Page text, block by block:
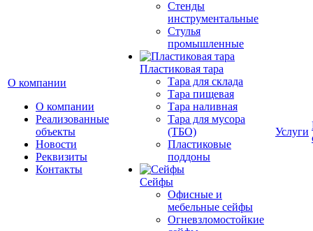
О компании
О компании
Реализованные
объекты
Новости
Реквизиты
Контакты
Стенды
инструментальные
Cтулья
промышленные
Пластиковая тара
Тара для склада
Тара пищевая
Тара наливная
Тара для мусора
(ТБО)
Пластиковые
поддоны
Сейфы
Офисные и
мебельные сейфы
Огневзломостойкие
Услуги